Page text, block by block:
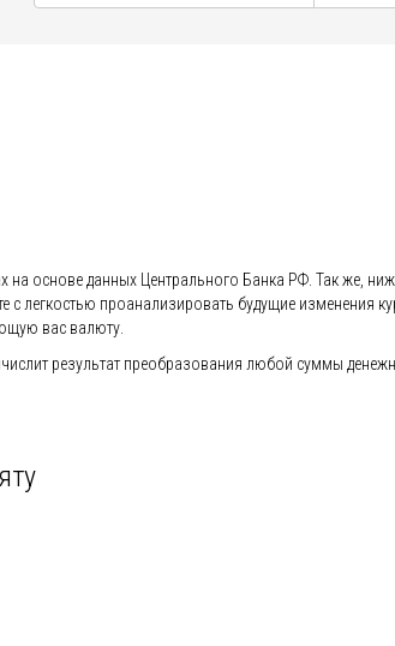
основе данных Центрального Банка РФ. Так же,
легкостью проанализировать будущие изменения
вас валюту.
результат преобразования любой суммы